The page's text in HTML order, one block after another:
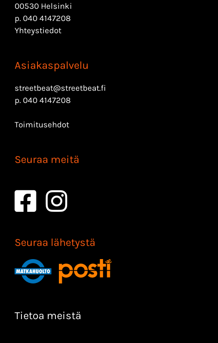
00530 Helsinki
p. 040 4147208
Yhteystiedot
Asiakaspalvelu
streetbeat@streetbeat.fi
p. 040 4147208
Toimitusehdot
Seuraa meitä
Seuraa lähetystä
Tietoa meistä